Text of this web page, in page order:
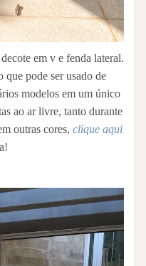
em v e fenda lateral.
pode ser usado de
modelos em um único
ao ar livre, tanto durante
outras cores, clique aqui